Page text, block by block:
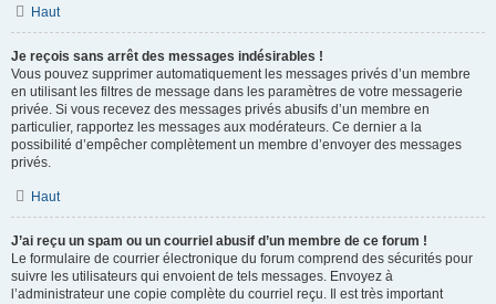
Haut
Je reçois sans arrêt des messages indésirables !
Vous pouvez supprimer automatiquement les messages privés d’un membre
en utilisant les filtres de message dans les paramètres de votre messagerie
privée. Si vous recevez des messages privés abusifs d’un membre en
particulier, rapportez les messages aux modérateurs. Ce dernier a la
possibilité d’empêcher complètement un membre d’envoyer des messages
privés.
Haut
J’ai reçu un spam ou un courriel abusif d’un membre de ce forum !
Le formulaire de courrier électronique du forum comprend des sécurités pour
suivre les utilisateurs qui envoient de tels messages. Envoyez à
l’administrateur une copie complète du courriel reçu. Il est très important